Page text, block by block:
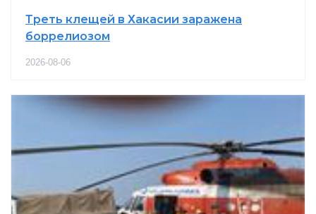
Треть клещей в Хакасии заражена
боррелиозом
2026-08-06